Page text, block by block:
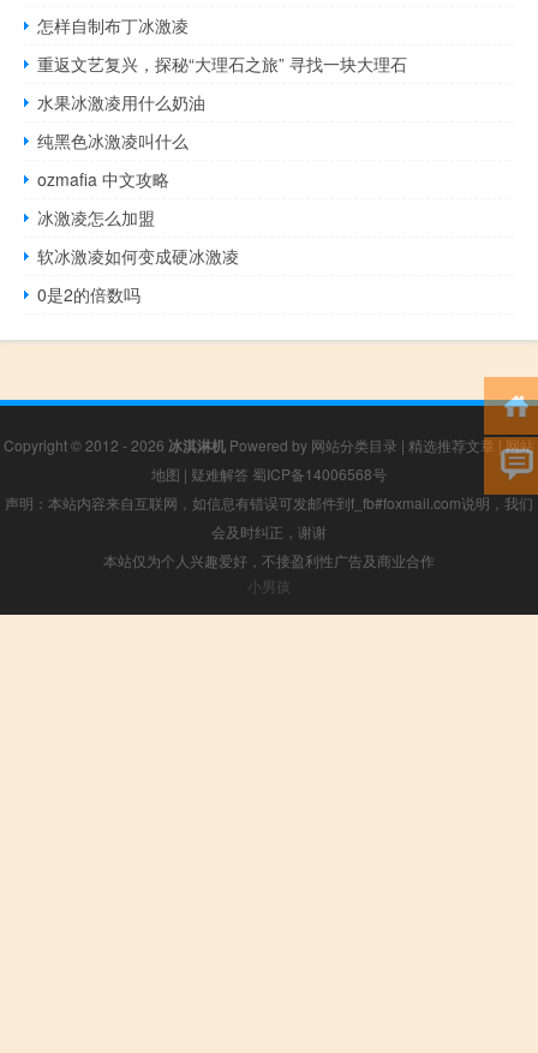
怎样自制布丁冰激凌
重返文艺复兴，探秘“大理石之旅” 寻找一块大理石
水果冰激凌用什么奶油
纯黑色冰激凌叫什么
ozmafia 中文攻略
冰激凌怎么加盟
软冰激凌如何变成硬冰激凌
0是2的倍数吗
Copyright © 2012 - 2026 冰淇淋机 Powered by 网站分类目录 | 精选推荐文章 |网站
地图 | 疑难解答 蜀ICP备14006568号
声明：本站内容来自互联网，如信息有错误可发邮件到f_fb#foxmail.com说明，我们
会及时纠正，谢谢
本站仅为个人兴趣爱好，不接盈利性广告及商业合作
小男孩